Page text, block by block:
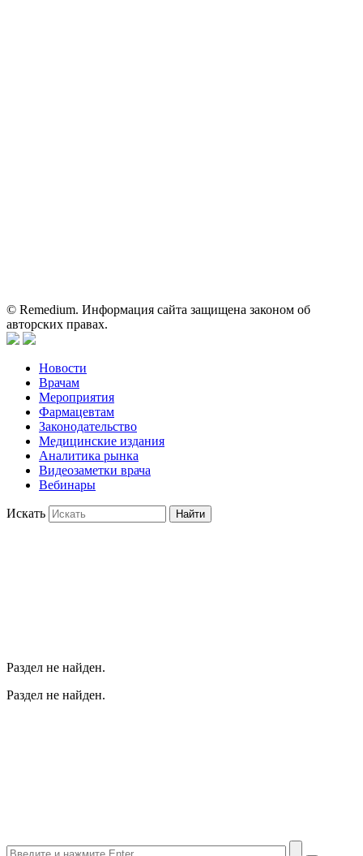
© Remedium. Информация сайта защищена законом об
авторских правах.
Новости
Врачам
Мероприятия
Фармацевтам
Законодательство
Медицинские издания
Аналитика рынка
Видеозаметки врача
Вебинары
Искать Найти
Раздел не найден.
Раздел не найден.